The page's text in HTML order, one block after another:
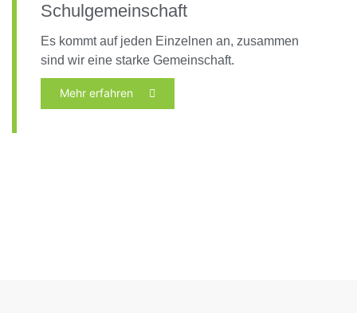
Schulgemeinschaft
Es kommt auf jeden Einzelnen an, zusammen
sind wir eine starke Gemeinschaft.
Mehr erfahren